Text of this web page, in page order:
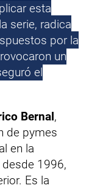
esta
serie, radica
por la
un
el
Bernal,
de pymes
en la
desde 1996,
Es la